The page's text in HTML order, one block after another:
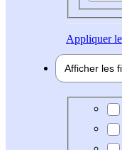
Appliquerle
Afficher les